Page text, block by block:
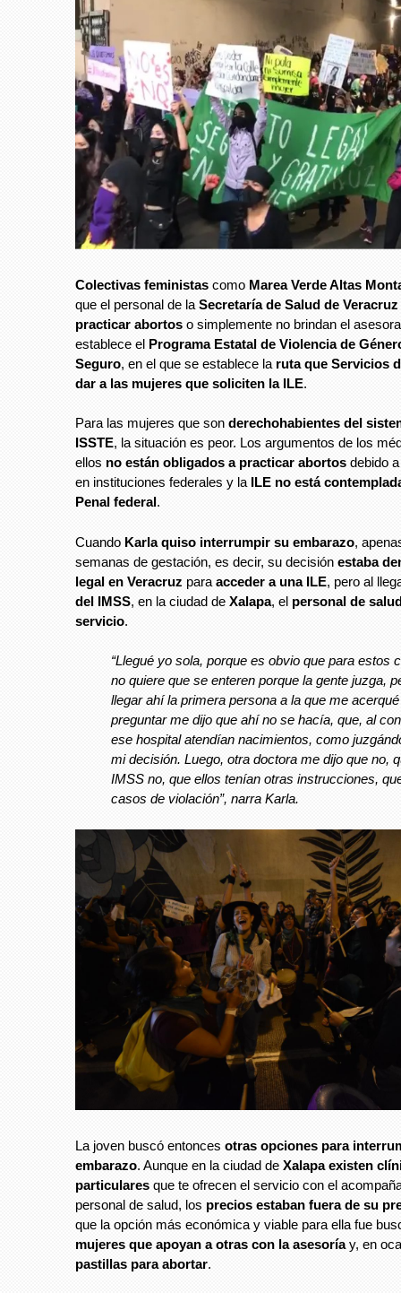
Colectivas feministas como Marea Verde Altas
que el personal de la Secretaría de Salud de
practicar abortos o simplemente no brindan el
establece el Programa Estatal de Violencia de
Seguro, en el que se establece la ruta que Servicios
dar a las mujeres que soliciten la ILE.
Para las mujeres que son derechohabientes del
ISSTE, la situación es peor. Los argumentos de los
ellos no están obligados a practicar abortos debido
en instituciones federales y la ILE no está
Penal federal.
Cuando Karla quiso interrumpir su embarazo,
semanas de gestación, es decir, su decisión estaba
legal en Veracruz para acceder a una ILE, pero al
del IMSS, en la ciudad de Xalapa, el personal de
servicio.
“Llegué yo sola, porque es obvio que para estos
no quiere que se enteren porque la gente juzga,
llegar ahí la primera persona a la que me
preguntar me dijo que ahí no se hacía, que, al
ese hospital atendían nacimientos, como
mi decisión. Luego, otra doctora me dijo que no,
IMSS no, que ellos tenían otras instrucciones,
casos de violación”, narra Karla.
La joven buscó entonces otras opciones para
embarazo. Aunque en la ciudad de Xalapa existen
particulares que te ofrecen el servicio con el
personal de salud, los precios estaban fuera de su
que la opción más económica y viable para ella fue
mujeres que apoyan a otras con la asesoríay, en
pastillas para abortar.